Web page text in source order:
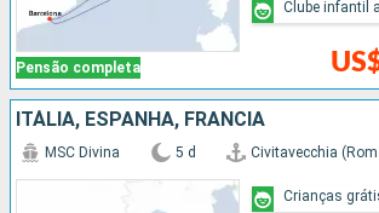
Pensão completa
Clube infantil
ITÁLIA, ESPANHA, FRANCIA
MSC Divina 5 d Civitavecchia
Crianças